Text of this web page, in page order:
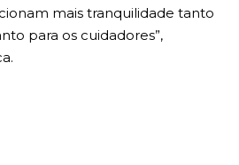
mais tranquilidade tanto
para os cuidadores”,